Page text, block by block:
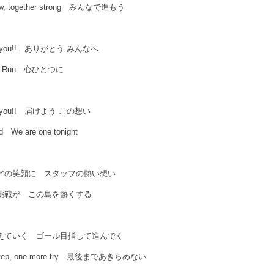
together strong みんなで進もう
ありがとう みんなへ
Run 心ひとつに
届けよう この想い
We are one tonight
の笑顔に スタッフの熱い想い
戦が この島を熱くする
ていく ゴール目指して進んでく
one more try 最後まであきらめない